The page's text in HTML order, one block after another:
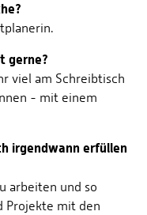
gerne?
viel am Schreibtisch
- mit einem
irgendwann erfüllen
arbeiten und so
Projekte mit den